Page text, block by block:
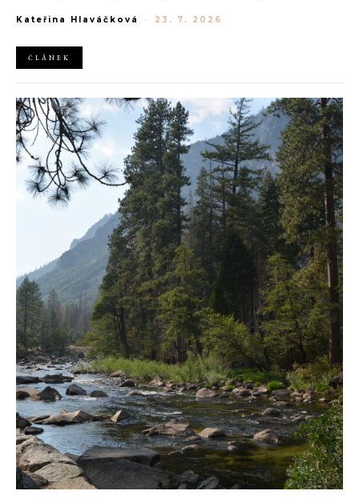
do módního domu dorazil. Umně mísí výrazy minulosti a dávných
Kateřina Hlaváčková - 23. 7. 2026
ČLÁNEK